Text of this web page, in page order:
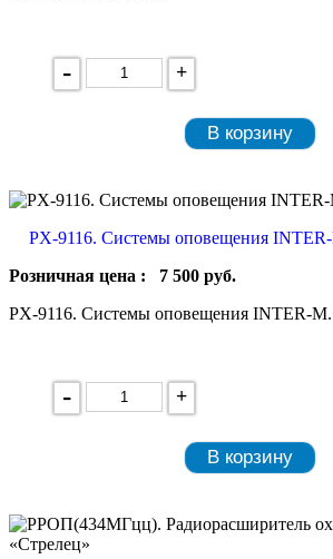
- +
В корзину
PX-9116. Системы оповещения
Розничная цена : 7 500 руб.
PX-9116. Системы оповещения INTER-
- +
В корзину